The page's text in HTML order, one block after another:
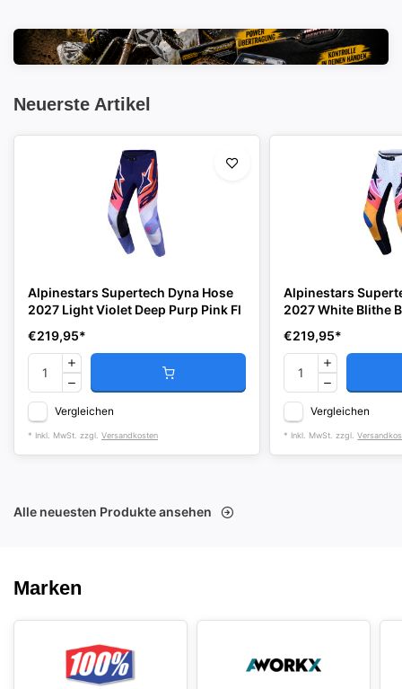
Neuerste Artikel
Alpinestars Supertech Dyna Hose
2027 Light Violet Deep Purp Pink Fl
€219,95*
Vergleichen
* Inkl. MwSt. zzgl. Versandkosten
Alpinestars
2027 White Blithe
€219,95*
Vergleichen
* Inkl. MwSt. zzgl.
Alle neuesten Produkte ansehen
Marken